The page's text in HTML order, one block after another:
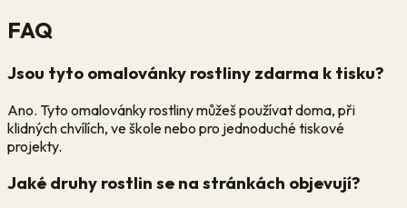
FAQ
Jsou tyto omalovánky rostliny zdarma k tisku?
Ano. Tyto omalovánky rostliny můžeš používat doma, při
klidných chvílích, ve škole nebo pro jednoduché tiskové
projekty.
Jaké druhy rostlin se na stránkách objevují?